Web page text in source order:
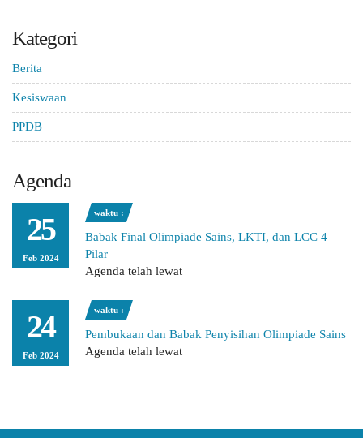
Kategori
Berita
Kesiswaan
PPDB
Agenda
25
Feb 2024
waktu :
Babak Final Olimpiade Sains, LKTI, dan LCC 4
Pilar
Agenda telah lewat
24
Feb 2024
waktu :
Pembukaan dan Babak Penyisihan Olimpiade Sains
Agenda telah lewat